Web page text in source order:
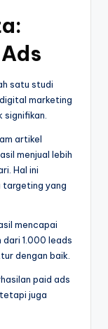
satu studi
marketing
signifikan.
artikel
menjual lebih
Hal ini
targeting yang
mencapai
dari 1.000 leads
dengan baik.
paid ads
juga